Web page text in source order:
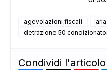
agevolazioni fiscali aria
detrazione 50
Condividi